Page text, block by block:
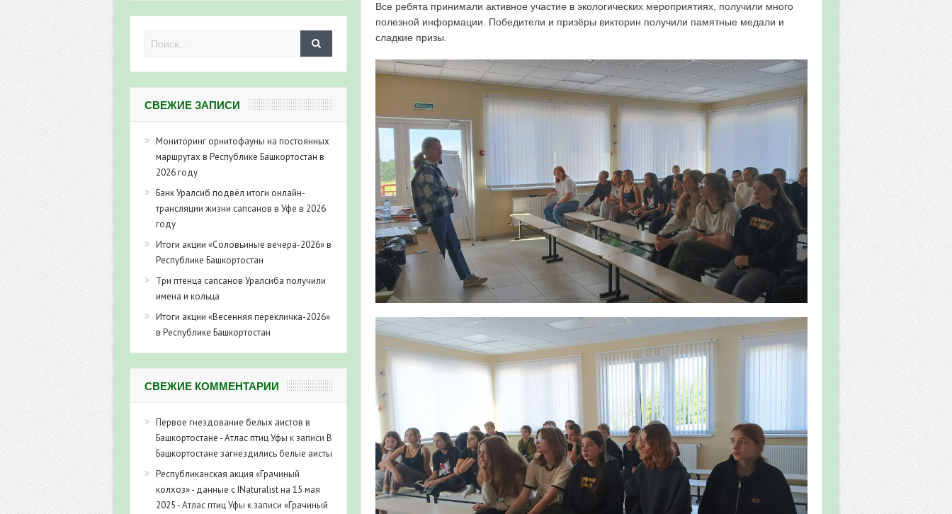
Все ребята принимали активное участие в экологических мероприятиях, получили много
полезной информации. Победители и призёры викторин получили памятные медали и
сладкие призы.
СВЕЖИЕ ЗАПИСИ
Мониторинг орнитофауны на постоянных
маршрутах в Республике Башкортостан в
2026 году
Банк Уралсиб подвёл итоги онлайн-
трансляции жизни сапсанов в Уфе в 2026
году
Итоги акции «Соловьиные вечера-2026» в
Республике Башкортостан
Три птенца сапсанов Уралсиба получили
имена и кольца
Итоги акции «Весенняя перекличка-2026»
в Республике Башкортостан
СВЕЖИЕ КОММЕНТАРИИ
Первое гнездование белых аистов в
Башкортостане - Атлас птиц Уфы к записи В
Башкортостане загнездились белые аисты
Республиканская акция «Грачиный
колхоз» - данные с INaturalist на 15 мая
2025 - Атлас птиц Уфы к записи «Грачиный